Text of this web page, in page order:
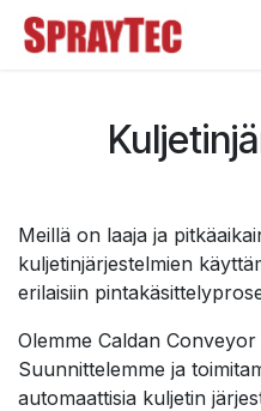
Siirry sisältöön
Meillä on laaja ja
kuljetinjärjestelmien
erilaisiin
Olemme Caldan
Suunnittelemme ja
automaattisia kuljetin